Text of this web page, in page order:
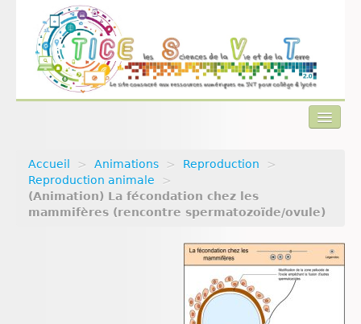
Actualités
Plan du site
Accueil > Animations > Reproduction
>
Reproduction animale
>
(Animation) La fécondation chez les
mammifères (rencontre spermatozoïde/ovule)